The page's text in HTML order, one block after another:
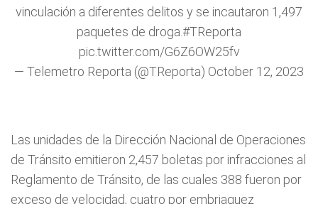
vinculación a diferentes delitos y se incautaron 1,497
paquetes de droga.#TReporta
pic.twitter.com/G6Z6OW25fv
— Telemetro Reporta (@TReporta) October 12, 2023
Las unidades de la Dirección Nacional de Operaciones
de Tránsito emitieron 2,457 boletas por infracciones al
Reglamento de Tránsito, de las cuales 388 fueron por
exceso de velocidad, cuatro por embriaguez